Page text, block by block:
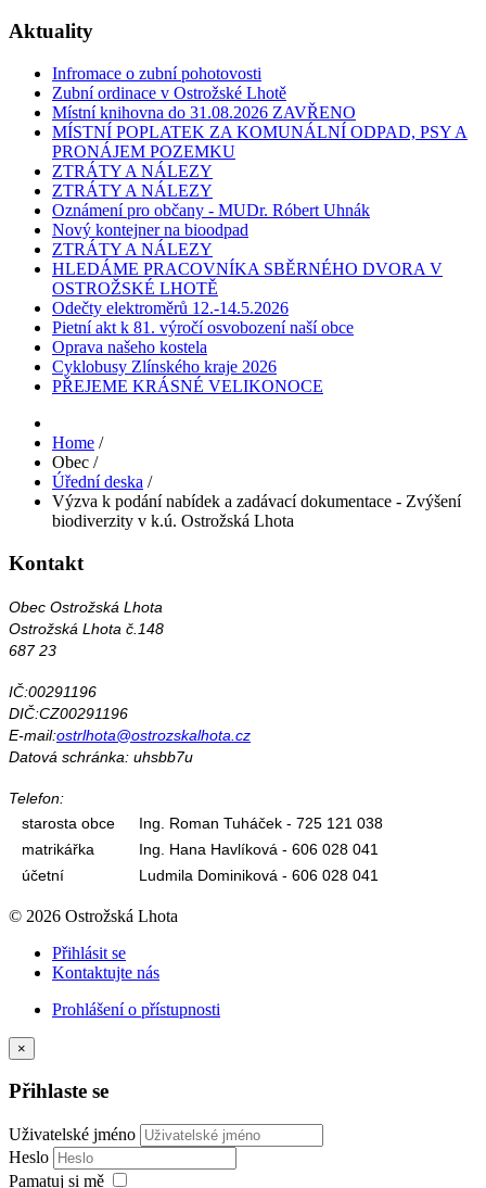
Aktuality
Infromace o zubní pohotovosti
Zubní ordinace v Ostrožské Lhotě
Místní knihovna do 31.08.2026 ZAVŘENO
MÍSTNÍ POPLATEK ZA KOMUNÁLNÍ ODPAD, PSY A
PRONÁJEM POZEMKU
ZTRÁTY A NÁLEZY
ZTRÁTY A NÁLEZY
Oznámení pro občany - MUDr. Róbert Uhnák
Nový kontejner na bioodpad
ZTRÁTY A NÁLEZY
HLEDÁME PRACOVNÍKA SBĚRNÉHO DVORA V
OSTROŽSKÉ LHOTĚ
Odečty elektroměrů 12.-14.5.2026
Pietní akt k 81. výročí osvobození naší obce
Oprava našeho kostela
Cyklobusy Zlínského kraje 2026
PŘEJEME KRÁSNÉ VELIKONOCE
Home /
Obec /
Úřední deska /
Výzva k podání nabídek a zadávací dokumentace - Zvýšení
biodiverzity v k.ú. Ostrožská Lhota
Kontakt
Obec Ostrožská Lhota
Ostrožská Lhota č.148
687 23
IČ:00291196
DIČ:CZ00291196
E-mail:ostrlhota@ostrozskalhota.cz
Datová schránka: uhsbb7u
Telefon:
starosta obce
Ing. Roman Tuháček - 725 121 038
matrikářka
Ing. Hana Havlíková - 606 028 041
účetní
Ludmila Dominiková - 606 028 041
© 2026 Ostrožská Lhota
Přihlásit se
Kontaktujte nás
Prohlášení o přístupnosti
×
Přihlaste se
Uživatelské jméno
Heslo
Pamatuj si mě